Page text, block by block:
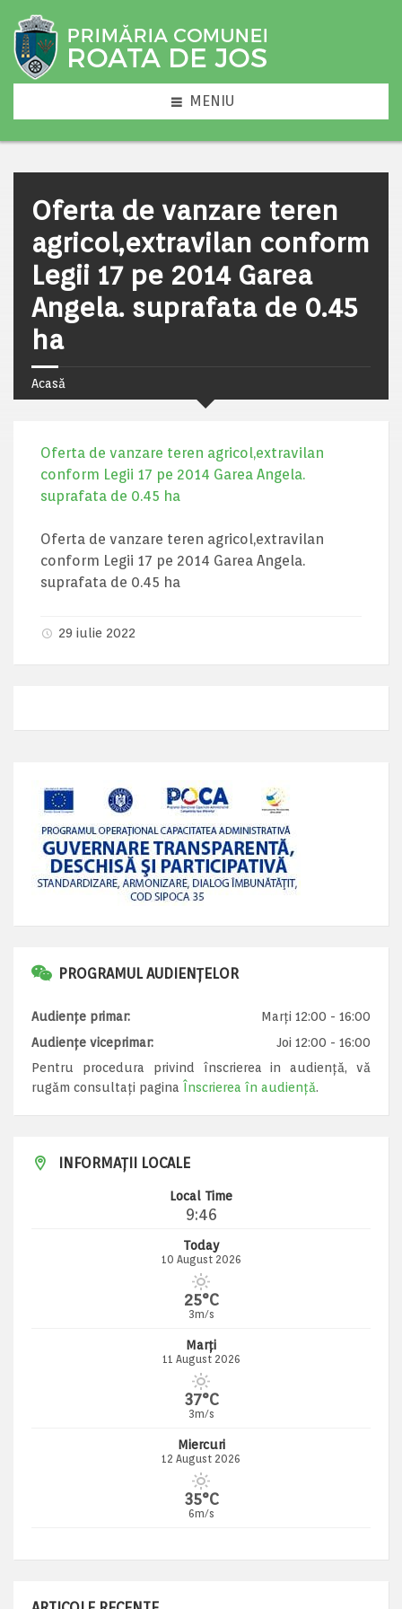
MENIU
Oferta de vanzare teren
agricol,extravilan conform
Legii 17 pe 2014 Garea
Angela. suprafata de 0.45
ha
Acasă
Oferta de vanzare teren agricol,extravilan
conform Legii 17 pe 2014 Garea Angela.
suprafata de 0.45 ha
Oferta de vanzare teren agricol,extravilan
conform Legii 17 pe 2014 Garea Angela.
suprafata de 0.45 ha
29 iulie 2022
PROGRAMUL AUDIENȚELOR
Audiențe primar:
Marți 12:00 - 16:00
Audiențe viceprimar:
Joi 12:00 - 16:00
Pentru procedura privind înscrierea in audiență, vă
rugăm consultați pagina Înscrierea în audiență.
INFORMAȚII LOCALE
Local Time
9:46
Today
10 August 2026
25°C
3m/s
Marți
11 August 2026
37°C
3m/s
Miercuri
12 August 2026
35°C
6m/s